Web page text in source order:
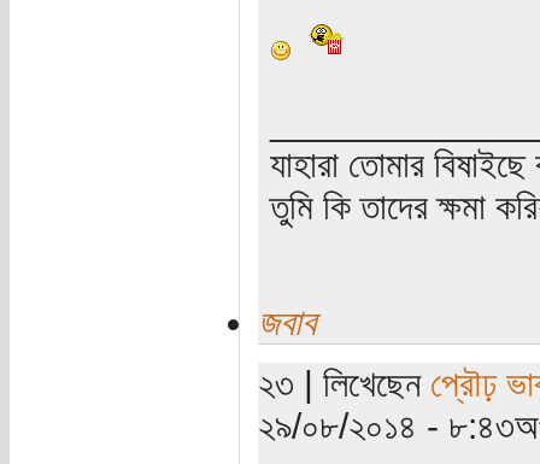
যাহারা তোমার
তুমি কি তাদের ক্ষমা
জবাব
২৩ | লিখেছেন প্রৌঢ়
২৯/০৮/২০১৪ -